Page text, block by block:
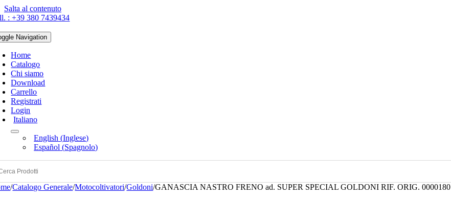
Salta al contenuto
: +39 380 7439434
Navigation
Home
Catalogo
Chi siamo
Download
Carrello
Registrati
Login
Italiano
English (Inglese)
Español (Spagnolo)
/Catalogo Generale/Motocoltivatori/Goldoni/GANASCIA NASTRO FRENO ad. SUPER SPECIAL GOLDONI RIF. ORIG. 0000180